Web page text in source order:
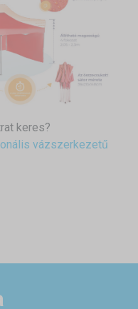
keres?
vázszerkezetű